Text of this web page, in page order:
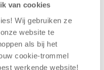
van cookies
Wij gebruiken ze
website te
als bij het
cookie-trommel
werkende website​!
als eerste tot een
Klinkt simpel toch?
stapel, want
je stapelgek te